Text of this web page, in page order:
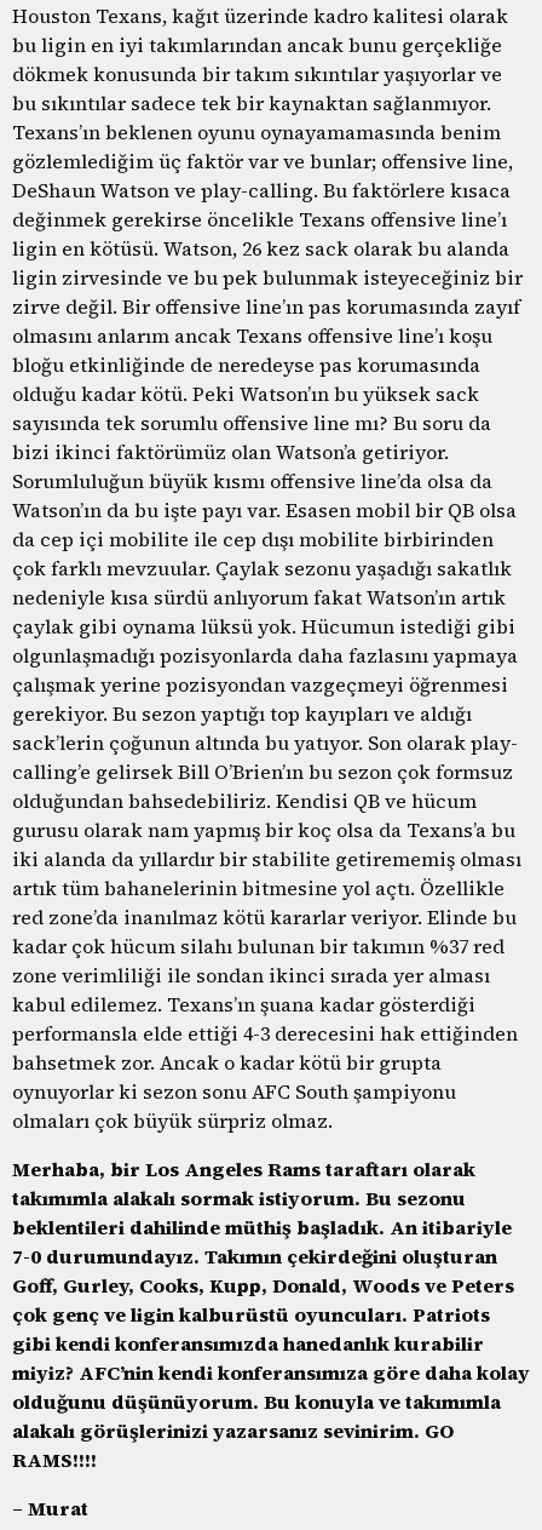
Houston Texans, kağıt üzerinde kadro kalitesi olarak
bu ligin en iyi takımlarından ancak bunu gerçekliğe
dökmek konusunda bir takım sıkıntılar yaşıyorlar ve
bu sıkıntılar sadece tek bir kaynaktan sağlanmıyor.
Texans’ın beklenen oyunu oynayamamasında benim
gözlemlediğim üç faktör var ve bunlar; offensive line,
DeShaun Watson ve play-calling. Bu faktörlere kısaca
değinmek gerekirse öncelikle Texans offensive line’ı
ligin en kötüsü. Watson, 26 kez sack olarak bu alanda
ligin zirvesinde ve bu pek bulunmak isteyeceğiniz bir
zirve değil. Bir offensive line’ın pas korumasında zayıf
olmasını anlarım ancak Texans offensive line’ı koşu
bloğu etkinliğinde de neredeyse pas korumasında
olduğu kadar kötü. Peki Watson’ın bu yüksek sack
sayısında tek sorumlu offensive line mı? Bu soru da
bizi ikinci faktörümüz olan Watson’a getiriyor.
Sorumluluğun büyük kısmı offensive line’da olsa da
Watson’ın da bu işte payı var. Esasen mobil bir QB olsa
da cep içi mobilite ile cep dışı mobilite birbirinden
çok farklı mevzuular. Çaylak sezonu yaşadığı sakatlık
nedeniyle kısa sürdü anlıyorum fakat Watson’ın artık
çaylak gibi oynama lüksü yok. Hücumun istediği gibi
olgunlaşmadığı pozisyonlarda daha fazlasını yapmaya
çalışmak yerine pozisyondan vazgeçmeyi öğrenmesi
gerekiyor. Bu sezon yaptığı top kayıpları ve aldığı
sack’lerin çoğunun altında bu yatıyor. Son olarak play-
calling’e gelirsek Bill O’Brien’ın bu sezon çok formsuz
olduğundan bahsedebiliriz. Kendisi QB ve hücum
gurusu olarak nam yapmış bir koç olsa da Texans’a bu
iki alanda da yıllardır bir stabilite getirememiş olması
artık tüm bahanelerinin bitmesine yol açtı. Özellikle
red zone’da inanılmaz kötü kararlar veriyor. Elinde bu
kadar çok hücum silahı bulunan bir takımın %37 red
zone verimliliği ile sondan ikinci sırada yer alması
kabul edilemez. Texans’ın şuana kadar gösterdiği
performansla elde ettiği 4-3 derecesini hak ettiğinden
bahsetmek zor. Ancak o kadar kötü bir grupta
oynuyorlar ki sezon sonu AFC South şampiyonu
olmaları çok büyük sürpriz olmaz.
Merhaba, bir Los Angeles Rams taraftarı olarak
takımımla alakalı sormak istiyorum. Bu sezonu
beklentileri dahilinde müthiş başladık. An itibariyle
7-0 durumundayız. Takımın çekirdeğini oluşturan
Goff, Gurley, Cooks, Kupp, Donald, Woods ve Peters
çok genç ve ligin kalburüstü oyuncuları. Patriots
gibi kendi konferansımızda hanedanlık kurabilir
miyiz? AFC’nin kendi konferansımıza göre daha kolay
olduğunu düşünüyorum. Bu konuyla ve takımımla
alakalı görüşlerinizi yazarsanız sevinirim. GO
RAMS!!!!
– Murat